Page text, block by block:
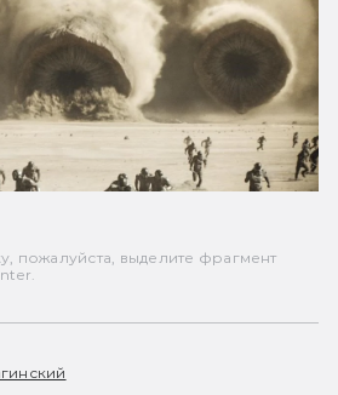
поэтому финал
промежуточным и
пожалуйста, выделите фрагмент